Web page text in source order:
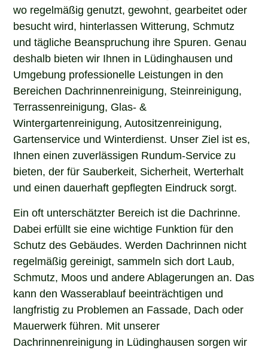
wo regelmäßig genutzt, gewohnt, gearbeitet oder
besucht wird, hinterlassen Witterung, Schmutz
und tägliche Beanspruchung ihre Spuren. Genau
deshalb bieten wir Ihnen in Lüdinghausen und
Umgebung professionelle Leistungen in den
Bereichen Dachrinnenreinigung, Steinreinigung,
Terrassenreinigung, Glas- &
Wintergartenreinigung, Autositzenreinigung,
Gartenservice und Winterdienst. Unser Ziel ist es,
Ihnen einen zuverlässigen Rundum-Service zu
bieten, der für Sauberkeit, Sicherheit, Werterhalt
und einen dauerhaft gepflegten Eindruck sorgt.
Ein oft unterschätzter Bereich ist die Dachrinne.
Dabei erfüllt sie eine wichtige Funktion für den
Schutz des Gebäudes. Werden Dachrinnen nicht
regelmäßig gereinigt, sammeln sich dort Laub,
Schmutz, Moos und andere Ablagerungen an. Das
kann den Wasserablauf beeinträchtigen und
langfristig zu Problemen an Fassade, Dach oder
Mauerwerk führen. Mit unserer
Dachrinnenreinigung in Lüdinghausen sorgen wir